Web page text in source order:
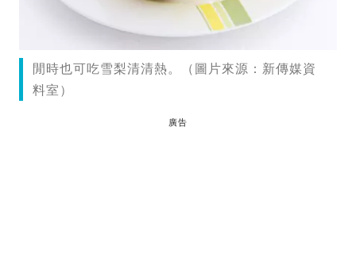
閒時也可吃雪梨清清熱。（圖片來源：新傳媒資
料室）
廣告